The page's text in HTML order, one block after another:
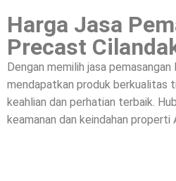
Harga Jasa
Precast
Dengan memilih jasa
mendapatkan produk berkualitas
keahlian dan perhatian terbaik.
keamanan dan keindahan properti